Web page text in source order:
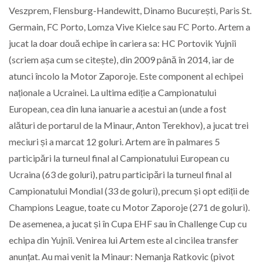
Veszprem, Flensburg-Handewitt, Dinamo București, Paris St.
Germain, FC Porto, Lomza Vive Kielce sau FC Porto. Artem a
jucat la doar două echipe în cariera sa: HC Portovik Yujnîi
(scriem așa cum se citește), din 2009 până în 2014, iar de
atunci încolo la Motor Zaporoje. Este component al echipei
naționale a Ucrainei. La ultima ediție a Campionatului
European, cea din luna ianuarie a acestui an (unde a fost
alături de portarul de la Minaur, Anton Terekhov), a jucat trei
meciuri și a marcat 12 goluri. Artem are în palmares 5
participări la turneul final al Campionatului European cu
Ucraina (63 de goluri), patru participări la turneul final al
Campionatului Mondial (33 de goluri), precum și opt ediții de
Champions League, toate cu Motor Zaporoje (271 de goluri).
De asemenea, a jucat și în Cupa EHF sau în Challenge Cup cu
echipa din Yujnîi. Venirea lui Artem este al cincilea transfer
anunțat. Au mai venit la Minaur: Nemanja Ratkovic (pivot